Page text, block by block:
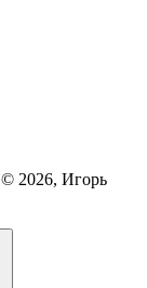
© 2026, Игорь